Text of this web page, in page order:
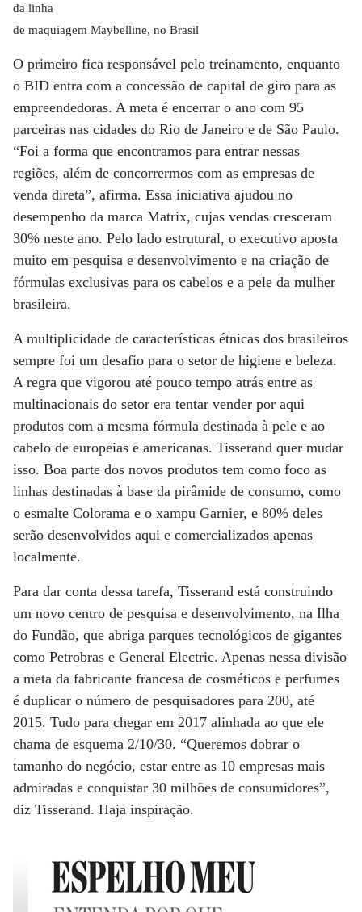
da linha
de maquiagem Maybelline, no Brasil
O primeiro fica responsável pelo treinamento, enquanto
o BID entra com a concessão de capital de giro para as
empreendedoras. A meta é encerrar o ano com 95
parceiras nas cidades do Rio de Janeiro e de São Paulo.
“Foi a forma que encontramos para entrar nessas
regiões, além de concorrermos com as empresas de
venda direta”, afirma. Essa iniciativa ajudou no
desempenho da marca Matrix, cujas vendas cresceram
30% neste ano. Pelo lado estrutural, o executivo aposta
muito em pesquisa e desenvolvimento e na criação de
fórmulas exclusivas para os cabelos e a pele da mulher
brasileira.
A multiplicidade de características étnicas dos brasileiros
sempre foi um desafio para o setor de higiene e beleza.
A regra que vigorou até pouco tempo atrás entre as
multinacionais do setor era tentar vender por aqui
produtos com a mesma fórmula destinada à pele e ao
cabelo de europeias e americanas. Tisserand quer mudar
isso. Boa parte dos novos produtos tem como foco as
linhas destinadas à base da pirâmide de consumo, como
o esmalte Colorama e o xampu Garnier, e 80% deles
serão desenvolvidos aqui e comercializados apenas
localmente.
Para dar conta dessa tarefa, Tisserand está construindo
um novo centro de pesquisa e desenvolvimento, na Ilha
do Fundão, que abriga parques tecnológicos de gigantes
como Petrobras e General Electric. Apenas nessa divisão
a meta da fabricante francesa de cosméticos e perfumes
é duplicar o número de pesquisadores para 200, até
2015. Tudo para chegar em 2017 alinhada ao que ele
chama de esquema 2/10/30. “Queremos dobrar o
tamanho do negócio, estar entre as 10 empresas mais
admiradas e conquistar 30 milhões de consumidores”,
diz Tisserand. Haja inspiração.